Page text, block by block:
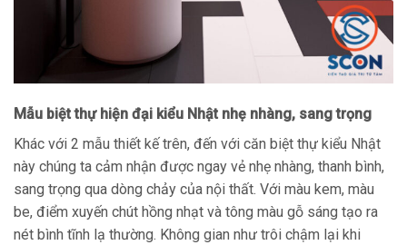
Mẫu biệt thự hiện đại kiểu Nhật nhẹ nhàng, sang trọng
Khác với 2 mẫu thiết kế trên, đến với căn biệt thự kiểu Nhật
này chúng ta cảm nhận được ngay vẻ nhẹ nhàng, thanh bình,
sang trọng qua dòng chảy của nội thất. Với màu kem, màu
be, điểm xuyến chút hồng nhạt và tông màu gỗ sáng tạo ra
nét bình tĩnh lạ thường. Không gian như trôi chậm lại khi